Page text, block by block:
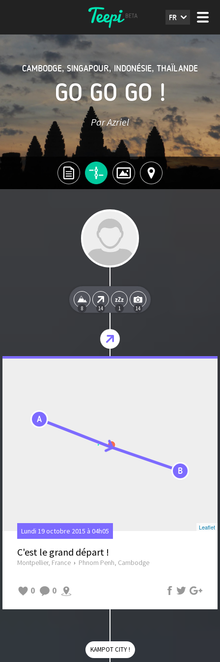
FR
CAMBODGE,SINGAPOUR, INDONÉSIE, THAÏLANDE
GO GO GO !
Par Azriel
8 14 1 14
A
B
Leaflet
Lundi 19 octobre 2015 à 04h05
C'est le grand départ !
Montpellier, France › Phnom Penh, Cambodge
0 0
KAMPOT CITY !